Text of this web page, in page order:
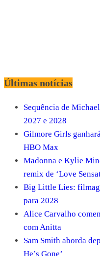
Últimas notícias
Sequência de
2027 e 2028
Gilmore Girls
HBO Max
Madonna e Kylie
remix de ‘Love
Big Little Lies:
para 2028
Alice Carvalho
com Anitta
Sam Smith aborda
He’s Gone’